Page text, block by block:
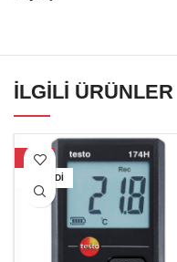
İLGILI ÜRÜNLER
-33%
TÜKENDI